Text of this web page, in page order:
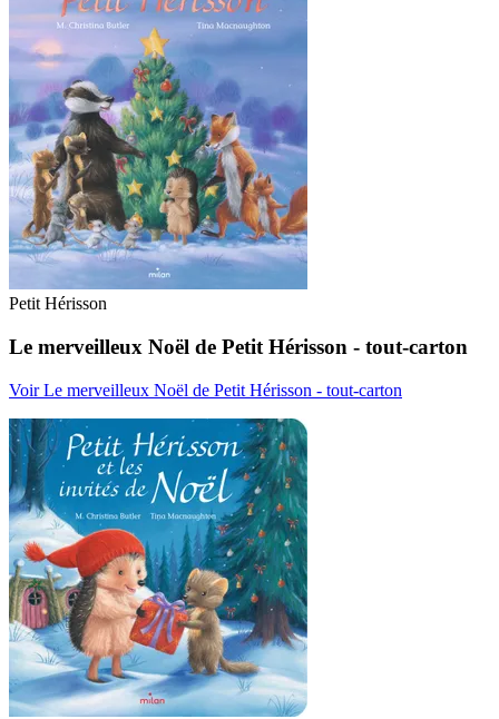
Petit Hérisson
Le merveilleux Noël de Petit Hérisson - tout-carton
Voir Le merveilleux Noël de Petit Hérisson - tout-carton